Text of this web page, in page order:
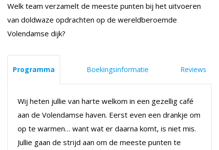
Welk team verzamelt de meeste punten bij het uitvoeren
van doldwaze opdrachten op de wereldberoemde
Volendamse dijk?
Programma Boekingsinformatie Reviews
Wij heten jullie van harte welkom in een gezellig café
aan de Volendamse haven. Eerst even een drankje om
op te warmen… want wat er daarna komt, is niet mis.
Jullie gaan de strijd aan om de meeste punten te